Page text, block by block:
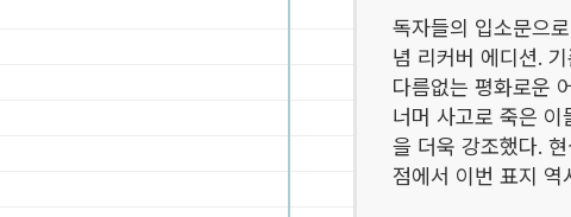
독자들의 입소문으
념 리커버 에디션.
다름없는 평화로운
너머 사고로 죽은
을 더욱 강조했다.
점에서 이번 표지